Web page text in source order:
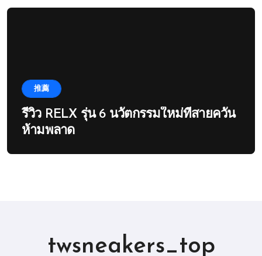
推薦
รีวิว RELX รุ่น 6 นวัตกรรมใหม่ที่สายควัน
ห้ามพลาด
twsneakers_top